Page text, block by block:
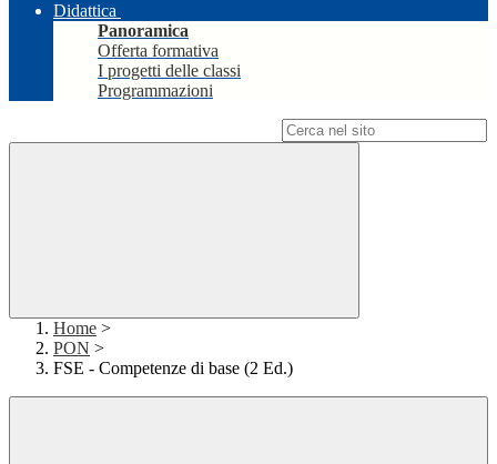
Didattica
Panoramica
Offerta formativa
I progetti delle classi
Programmazioni
Home >
PON >
FSE - Competenze di base (2 Ed.)